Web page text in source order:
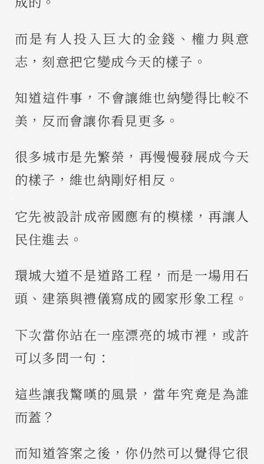
而是有人投入巨大的金錢、權力與意
志，刻意把它變成今天的樣子。
知道這件事，不會讓維也納變得比較不
美，反而會讓你看見更多。
很多城市是先繁榮，再慢慢發展成今天
的樣子，維也納剛好相反。
它先被設計成帝國應有的模樣，再讓人
民住進去。
環城大道不是道路工程，而是一場用石
頭、建築與禮儀寫成的國家形象工程。
下次當你站在一座漂亮的城市裡，或許
可以多問一句：
這些讓我驚嘆的風景，當年究竟是為誰
而蓋？
而知道答案之後，你仍然可以覺得它很